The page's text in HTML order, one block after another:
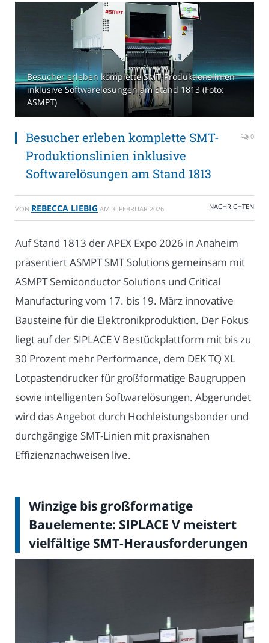
Besucher erleben komplette SMT-Produktionslinien
inklusive Softwarelösungen am Stand 1813 (Foto:
ASMPT)
Besucher erleben komplette SMT-
Produktionslinien inklusive
Softwarelösungen am Stand 1813
0
VON REBECCA LIEBIG AM 3. FEBRUAR 2026 NACHRICHTEN
Auf Stand 1813 der APEX Expo 2026 in Anaheim
präsentiert ASMPT SMT Solutions gemeinsam mit
ASMPT Semiconductor Solutions und Critical
Manufacturing vom 17. bis 19. März innovative
Bausteine für die Elektronikproduktion. Der Fokus
liegt auf der SIPLACE V Bestückplattform mit bis zu
30 Prozent mehr Performance, dem DEK TQ XL
Lotpastendrucker für großformatige Baugruppen
sowie intelligenten Softwarelösungen. Abgerundet
wird das Angebot durch Hochleistungsbonder und
durchgängige SMT-Linien mit praxisnahen
Effizienznachweisen live.
Winzige bis großformatige
Bauelemente: SIPLACE V meistert
vielfältige SMT-Herausforderungen